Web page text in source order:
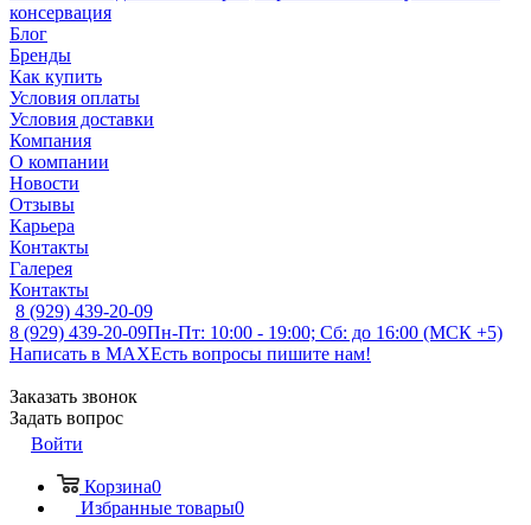
консервация
Блог
Бренды
Как купить
Условия оплаты
Условия доставки
Компания
О компании
Новости
Отзывы
Карьера
Контакты
Галерея
Контакты
8 (929) 439-20-09
8 (929) 439-20-09Пн-Пт: 10:00 - 19:00; Сб: до 16:00 (МСК +5)
Написать в MAXЕсть вопросы пишите нам!
Заказать звонок
Задать вопрос
Войти
Корзина0
Избранные товары0